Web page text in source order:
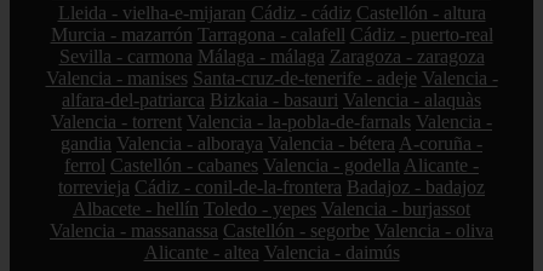
Lleida - vielha-e-mijaran Cádiz - cádiz Castellón - altura
Murcia - mazarrón Tarragona - calafell Cádiz - puerto-real
Sevilla - carmona Málaga - málaga Zaragoza - zaragoza
Valencia - manises Santa-cruz-de-tenerife - adeje Valencia -
alfara-del-patriarca Bizkaia - basauri Valencia - alaquàs
Valencia - torrent Valencia - la-pobla-de-farnals Valencia -
gandia Valencia - alboraya Valencia - bétera A-coruña -
ferrol Castellón - cabanes Valencia - godella Alicante -
torrevieja Cádiz - conil-de-la-frontera Badajoz - badajoz
Albacete - hellín Toledo - yepes Valencia - burjassot
Valencia - massanassa Castellón - segorbe Valencia - oliva
Alicante - altea Valencia - daimús